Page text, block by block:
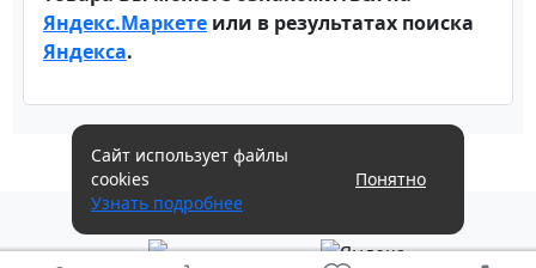
Яндекс.Маркете или в результатах поиска
Яндекса.
Сайт использует файлы
cookies
Узнать подробнее
Понятно